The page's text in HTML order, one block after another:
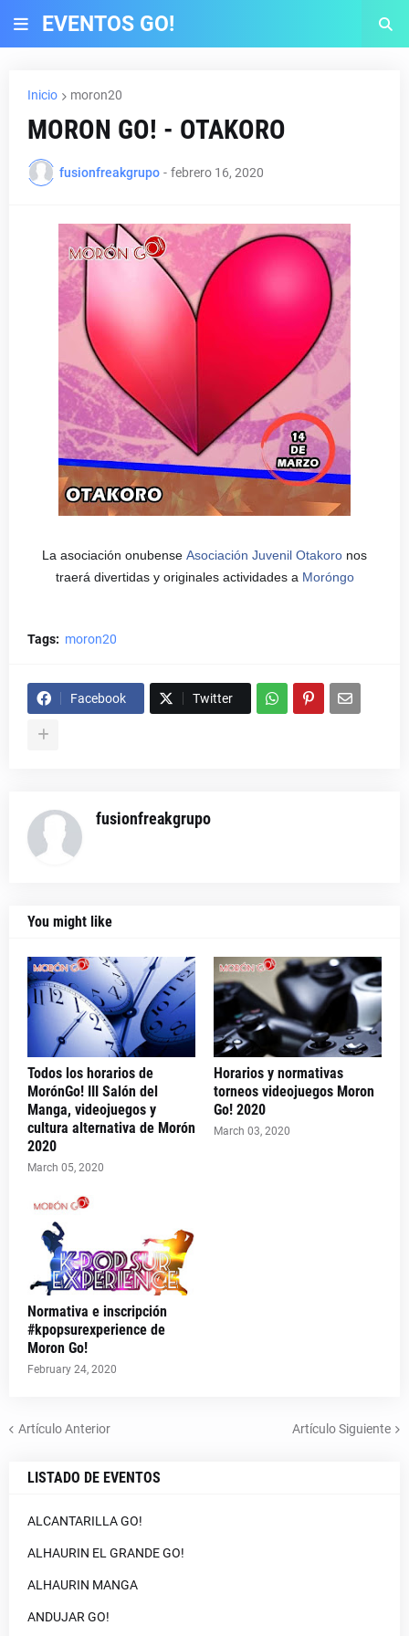
EVENTOS GO!
Inicio moron20
MORON GO! - OTAKORO
fusionfreakgrupo - febrero 16, 2020
La asociación onubense Asociación Juvenil Otakoro nos
traerá divertidas y originales actividades a Moróngo
Tags: moron20
Facebook Twitter
fusionfreakgrupo
You might like
Todos los horarios de
MorónGo! III Salón del
Manga, videojuegos y
cultura alternativa de Morón
2020
March 05, 2020
Horarios y normativas
torneos videojuegos Moron
Go! 2020
March 03, 2020
Normativa e inscripción
#kpopsurexperience de
Moron Go!
February 24, 2020
Artículo Anterior Artículo Siguiente
LISTADO DE EVENTOS
ALCANTARILLA GO!
ALHAURIN EL GRANDE GO!
ALHAURIN MANGA
ANDUJAR GO!